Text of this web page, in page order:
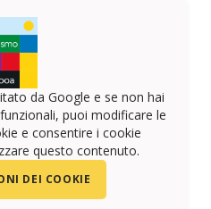
da Google e se non hai
puoi modificare le
e consentire i cookie
questo contenuto.
DEI COOKIE